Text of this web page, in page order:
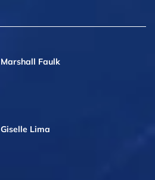
Marshall Faulk
Giselle Lima